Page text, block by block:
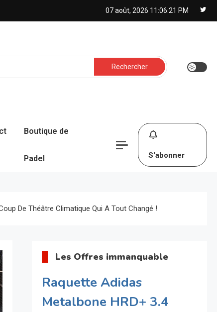
07 août, 2026 11:06:22 PM
Rechercher :
Boutique de
Padel S'abonner
De Théâtre Climatique Qui A Tout Changé !
Les Offres immanquable
Raquette Adidas
Metalbone HRD+ 3.4